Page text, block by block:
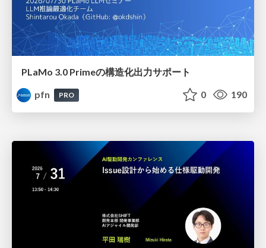
PLaMo 3.0 Primeの構造化出力サポート
pfn
PRO 0 190